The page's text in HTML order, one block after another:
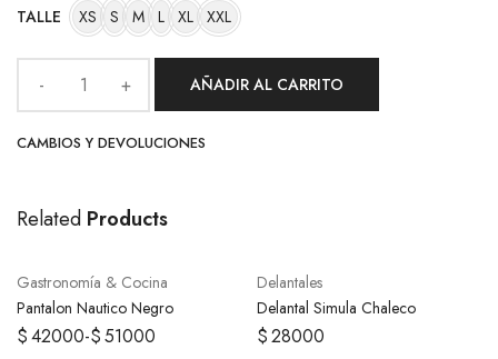
TALLE XS S M L XL XXL
AÑADIR AL CARRITO
CAMBIOS Y DEVOLUCIONES
Related Products
SELECCIONAR OPCIONES
Gastronomía & Cocina
Pantalon Nautico Negro
$42000-$51000
Delantales
Delantal Simula Chaleco
$28000